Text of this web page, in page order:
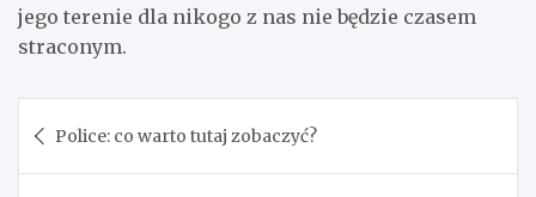
jego terenie dla nikogo z nas nie będzie czasem
straconym.
wpisu
Police: co warto tutaj zobaczyć?